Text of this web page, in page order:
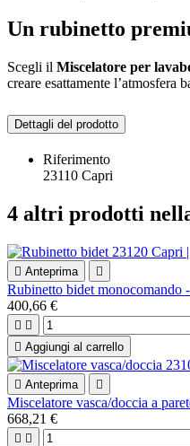
Un rubinetto
Scegli il Miscelatore per
creare esattamente l’atmosfera
Dettagli del prodotto
Riferimento
23110 Capri
4 altri prodotti
 Anteprima 
Rubinetto bidet monocomando
400,66 €
 
 Aggiungi al carrello
 Anteprima 
Miscelatore vasca/doccia a
668,21 €
 